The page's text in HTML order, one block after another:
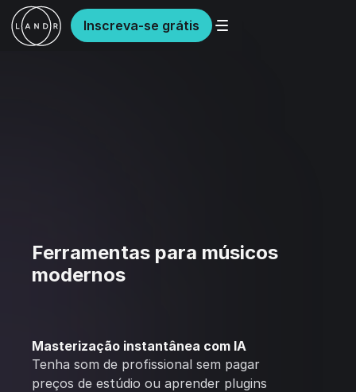
Inscreva-se grátis
Ferramentas para músicos
modernos
Masterização instantânea com IA
Tenha som de profissional sem pagar
preços de estúdio ou aprender plugins